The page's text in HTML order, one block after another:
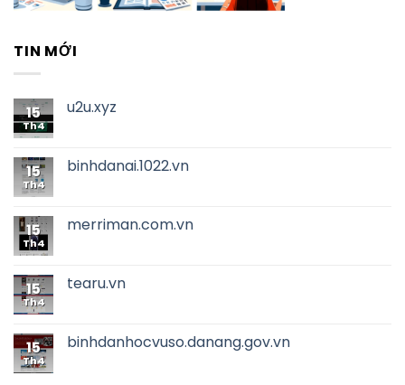
TIN MỚI
15
Th4
u2u.xyz
15
Th4
binhdanai.1022.vn
15
Th4
merriman.com.vn
15
Th4
tearu.vn
15
Th4
binhdanhocvuso.danang.gov.vn